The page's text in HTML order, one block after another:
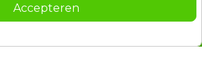
Accepteren